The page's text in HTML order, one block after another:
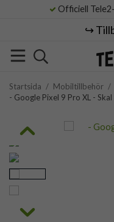
Officiell
↪️
Startsida / Mobiltillbehör /
- Google Pixel 9 Pro XL -